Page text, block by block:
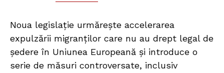
Noua legislație urmărește accelerarea
expulzării migranților care nu au drept legal de
ședere în Uniunea Europeană și introduce o
serie de măsuri controversate, inclusiv